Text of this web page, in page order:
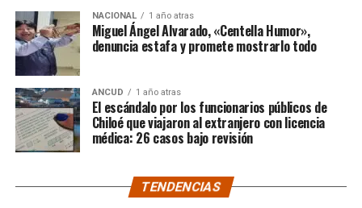
apoyo!!!!”
Por el momento, las personas aludidas no han emitido
declaraciones públicas. La historia, según Centella,
recién comienza y, el mencionado posteo, ha generado
comentarios de todo tipo, en su gran mayoría, a favor
del humorista de Punta Arenas.
NACIONAL 1 año atras
Miguel Ángel Alvarado, «Centella Humor»,
denuncia estafa y promete mostrarlo todo
ANCUD 1 año atras
El escándalo por los funcionarios públicos de
Chiloé que viajaron al extranjero con licencia
médica: 26 casos bajo revisión
TENDENCIAS